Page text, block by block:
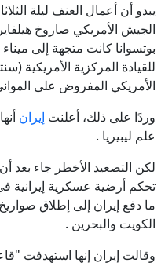
يبدو أن أعمال العنف ليلة
الجيش الأمريكي صاروخ
بوتسوانا كانت متجهة إلى
للقيادة المركزية الأمريكية
الأمريكي المفروض على الموانئ
وردًا على ذلك، أعلنت إيران
علم ليبيريا .
لكن التصعيد الأخطر جاء بعد
تحكم أرضية عسكرية
ما دفع إيران إلى إطلاق
الكويت والبحرين .
وقالت إيران إنها استهدفت